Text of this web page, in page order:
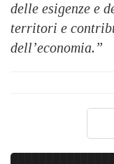
delle esigenze e
territori e
dell’economia.”